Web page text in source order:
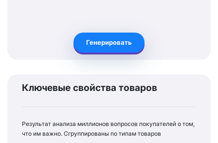
Генерировать
Ключевые свойства товаров
Результат анализа миллионов вопросов покупателей о том,
что им важно. Сгруппированы по типам товаров